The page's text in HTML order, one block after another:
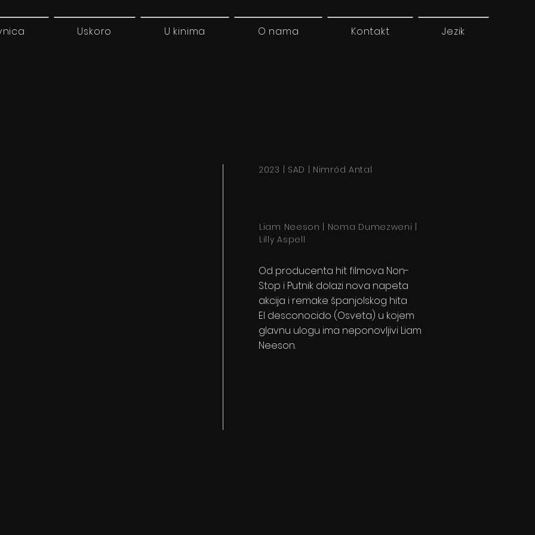
Uskoro U kinima O nama Kontakt Jezik
2023 | SAD | Nimród Antal
Liam Neeson | Noma Dumezweni |
Lilly Aspell
Od producenta hit filmova Non-
Stop i Putnik dolazi nova napeta
akcija i remake španjolskog hita
El desconocido (Osveta) u kojem
glavnu ulogu ima neponovljivi Liam
Neeson.